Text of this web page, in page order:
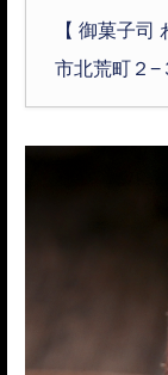
【 御菓子
市北荒町２−